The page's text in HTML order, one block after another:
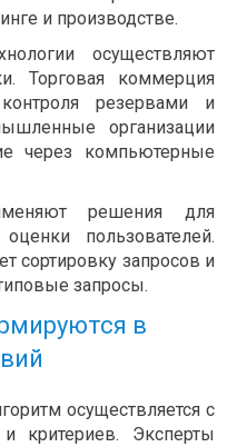
и производстве.
осуществляют
Торговая коммерция
резервами и
организации
через компьютерные
решения для
пользователей.
сортировку запросов и
запросы.
в
осуществляется с
критериев. Эксперты